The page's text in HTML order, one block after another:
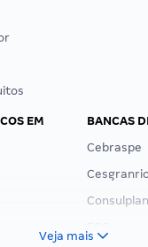
EM
BANCAS
Cebraspe
Consulplan
Veja mais